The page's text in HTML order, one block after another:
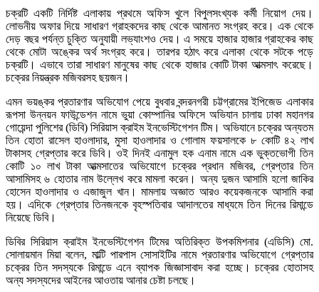
চক্রটি একটি নির্দিষ্ট এলাকায় প্রথমে অফিস খুলে বিপুলসংখ্যক কর্মী নিয়োগ দেয়।
লোভনীয় অফার দিয়ে সাধারণ গ্রাহকদের কাছ থেকে আমানত সংগ্রহ করে। এক থেকে
দেড় বছর পর্যন্ত চুক্তি অনুযায়ী লভ্যাংশও দেয়। এ সময়ে হাজার হাজার গ্রাহকের কাছ
থেকে মোটা অঙ্কের অর্থ সংগ্রহ করে। তারপর হঠাৎ করে এলাকা থেকে সটকে পড়ে
চক্রটি। এভাবে তারা সাধারণ মানুষের কাছ থেকে হাজার কোটি টাকা আত্মসাৎ করেছে।
চক্রের নিয়ন্ত্রক মজিবরসহ ছয়জন।
এমন ভয়ঙ্কর প্রতারণার অভিযোগ পেয়ে বুধবার বন্দরনগরী চট্টগ্রামের ইপিজেড এলাকার
রূপসা উন্নয়ন ফাউন্ডেশন নামে ভুয়া কোম্পানির অফিসে অভিযান চালায় ঢাকা মহানগর
গোয়েন্দা পুলিশের (ডিবি) সিরিয়াস ক্রাইম ইনভেস্টিগেশন টিম। অভিযানে চক্রের অন্যতম
তিন হোতা রাসেল হাওলাদার, মুসা হাওলাদার ও গোলাম ফয়সালকে ৮ কোটি ৪২ লাখ
টাকাসহ গ্রেপ্তার করে ডিবি। ওই দিনই এনামুল হক এনাম নামে এক ভুক্তভোগী তিন
কোটি ১০ লাখ টাকা আত্মসাতের অভিযোগে চক্রের প্রধান মজিবর, গ্রেপ্তার তিন
আসামিসহ ৬ হোতার নাম উল্লেখ করে মামলা করেন। অন্য দুজন আসামি হলো জাকির
হোসেন হাওলাদার ও এজাজুল খান। মামলায় অজ্ঞাত আরও কয়েকজনকে আসামি করা
হয়। এদিকে গ্রেপ্তার তিনজনকে বৃহস্পতিবার আদালতের মাধ্যমে তিন দিনের রিমান্ডে
নিয়েছে ডিবি।
ডিবির সিরিয়াস ক্রাইম ইনভেস্টিগেশন টিমের অতিরিক্ত উপকমিশনার (এডিসি) মো.
সোলায়মান মিয়া বলেন, মাল্টি পারপাস সোসাইটির নামে প্রতারণার অভিযোগে গ্রেপ্তার
চক্রের তিন সদস্যকে রিমান্ডে এনে ব্যাপক জিজ্ঞাসাবাদ করা হচ্ছে। চক্রের হোতাসহ
অন্য সদস্যদের আইনের আওতায় আনার চেষ্টা চলছে।